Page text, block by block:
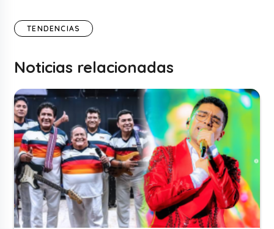
TENDENCIAS
Noticias relacionadas